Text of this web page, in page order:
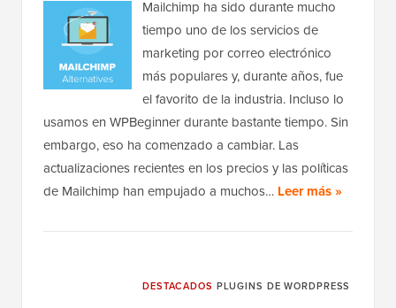
Mailchimp ha sido durante mucho
tiempo uno de los servicios de
marketing por correo electrónico
más populares y, durante años, fue
el favorito de la industria. Incluso lo
usamos en WPBeginner durante bastante tiempo. Sin
embargo, eso ha comenzado a cambiar. Las
actualizaciones recientes en los precios y las políticas
de Mailchimp han empujado a muchos… Leer más »
DESTACADOS PLUGINS DE WORDPRESS